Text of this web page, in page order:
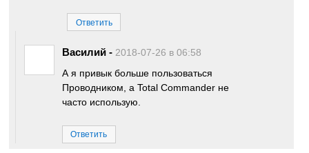
Ответить
Василий - 2018-07-26 в 06:58
А я привык больше пользоваться
Проводником, а Total Commander не
часто использую.
Ответить